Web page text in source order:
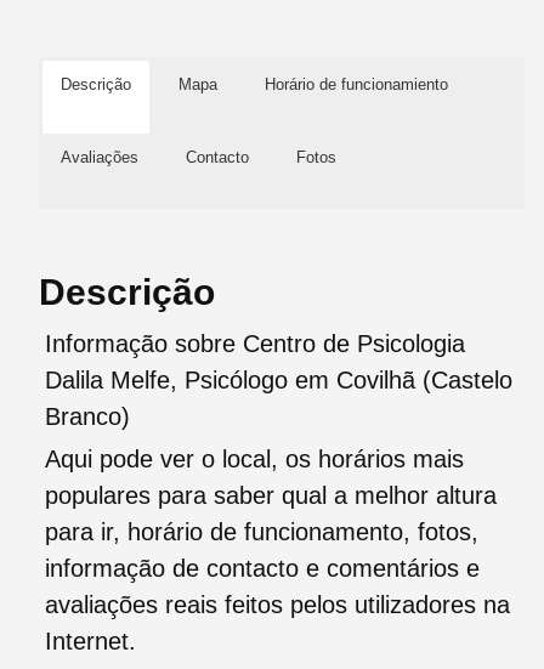
Descrição Mapa Horário de funcionamiento
Avaliações Contacto Fotos
Descrição
Informação sobre Centro de Psicologia
Dalila Melfe, Psicólogo em Covilhã (Castelo
Branco)
Aqui pode ver o local, os horários mais
populares para saber qual a melhor altura
para ir, horário de funcionamento, fotos,
informação de contacto e comentários e
avaliações reais feitos pelos utilizadores na
Internet.